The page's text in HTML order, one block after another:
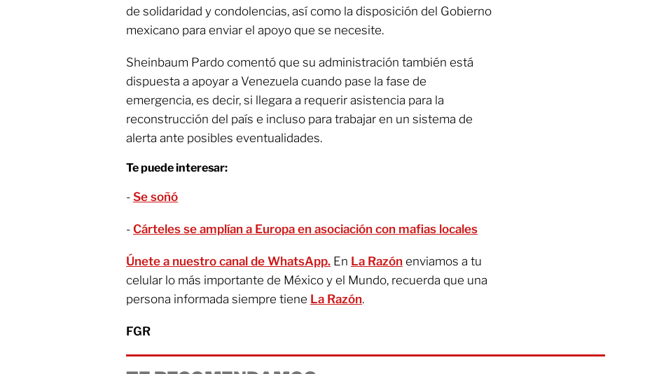
de solidaridad y condolencias, así como la disposición del Gobierno
mexicano para enviar el apoyo que se necesite.
Sheinbaum Pardo comentó que su administración también está
dispuesta a apoyar a Venezuela cuando pase la fase de
emergencia, es decir, si llegara a requerir asistencia para la
reconstrucción del país e incluso para trabajar en un sistema de
alerta ante posibles eventualidades.
Te puede interesar:
- Se soñó
- Cárteles se amplían a Europa en asociación con mafias locales
Únete a nuestro canal de WhatsApp. En La Razón enviamos a tu
celular lo más importante de México y el Mundo, recuerda que una
persona informada siempre tiene La Razón.
FGR